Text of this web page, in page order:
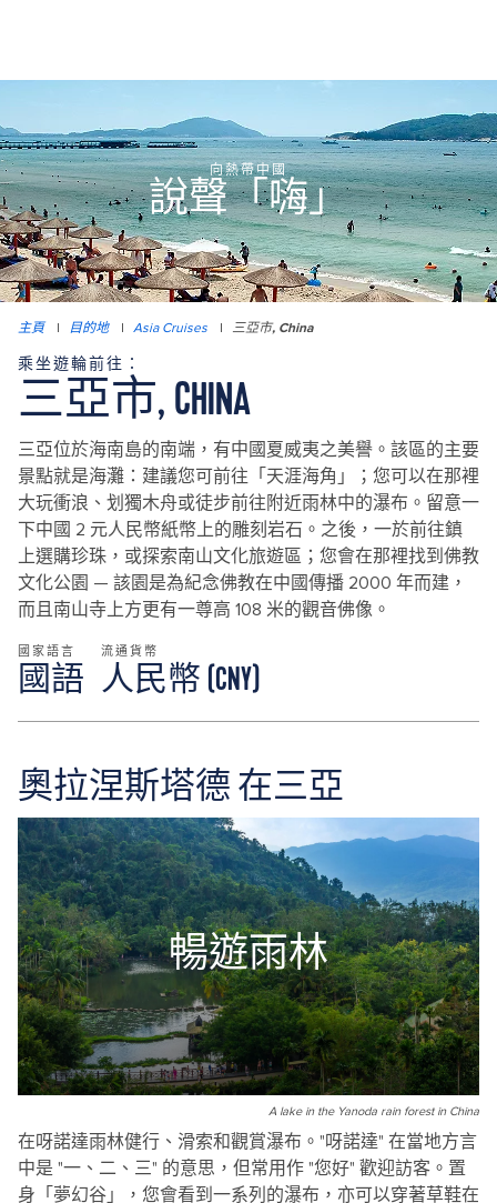
向熱帶中國
說聲「嗨」
主頁 | 目的地 | Asia Cruises | 三亞市, China
乘坐遊輪前往：
三亞市, CHINA
三亞位於海南島的南端，有中國夏威夷之美譽。該區的主要
景點就是海灘：建議您可前往「天涯海角」；您可以在那裡
大玩衝浪、划獨木舟或徒步前往附近雨林中的瀑布。留意一
下中國 2 元人民幣紙幣上的雕刻岩石。之後，一於前往鎮
上選購珍珠，或探索南山文化旅遊區；您會在那裡找到佛教
文化公園 — 該園是為紀念佛教在中國傳播 2000 年而建，
而且南山寺上方更有一尊高 108 米的觀音佛像。
國家語言
國語
流通貨幣
人民幣 (CNY)
奧拉涅斯塔德 在三亞
暢遊雨林
A lake in the Yanoda rain forest in China
在呀諾達雨林健行、滑索和觀賞瀑布。"呀諾達" 在當地方言
中是 "一、二、三" 的意思，但常用作 "您好" 歡迎訪客。置
身「夢幻谷」，您會看到一系列的瀑布，亦可以穿著草鞋在